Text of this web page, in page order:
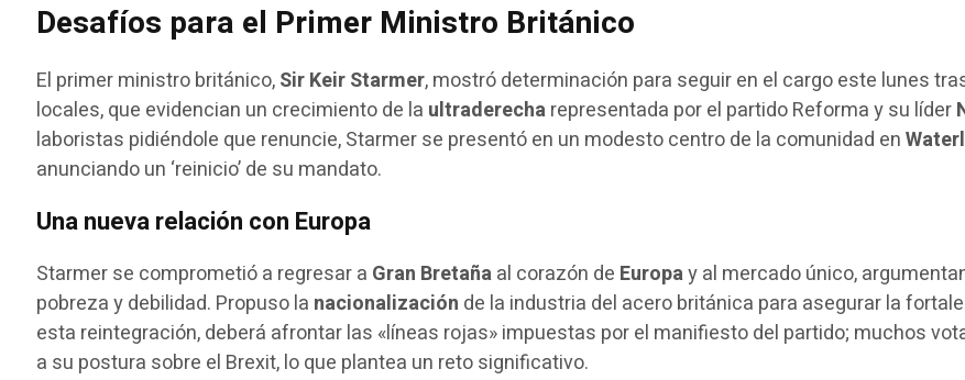
Desafíos para el Primer Ministro Británico
El primer ministro británico,Sir Keir Starmer, mostró determinación para seguir en el cargo este lunes
locales, que evidencian un crecimiento de la ultraderecharepresentada por el partido Reforma y su líder
laboristas pidiéndole que renuncie, Starmer se presentó en un modesto centro de la comunidad en
anunciando un ‘reinicio’ de su mandato.
Una nueva relación con Europa
Starmer se comprometió a regresar a Gran Bretañaal corazón de Europay al mercado único,
pobreza y debilidad. Propuso la nacionalización de la industria del acero británica para asegurar la
esta reintegración, deberá afrontar las «líneas rojas» impuestas por el manifiesto del partido; muchos
a su postura sobre el Brexit, lo que plantea un reto significativo.